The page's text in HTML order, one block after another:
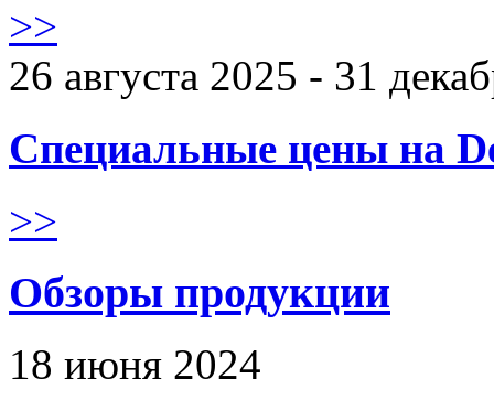
>>
26 августа 2025 - 31
Специальные цены на
>>
Обзоры продукции
18 июня 2024